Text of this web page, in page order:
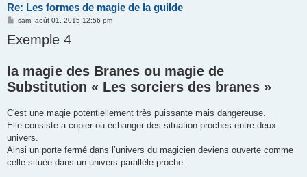
Re: Les formes de magie de la guilde
M
s
s
e
sam. août 01, 2015 12:56 pm
Exemple 4
la magie des Branes ou magie de
Substitution « Les sorciers des branes »
C'est une magie potentiellement très puissante mais dangereuse.
Elle consiste a copier ou échanger des situation proches entre deux
univers.
Ainsi un porte fermé dans l’univers du magicien deviens ouverte comme
celle située dans un univers parallèle proche.